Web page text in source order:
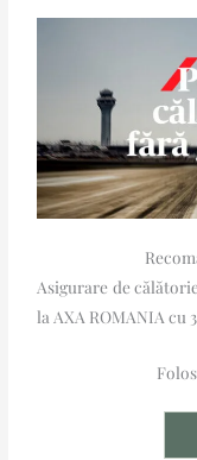
Asigurare de
la AXA ROMANIA cu